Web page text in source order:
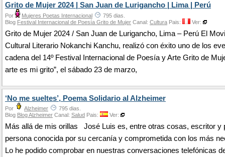
Grito de Mujer 2024 | San Juan de Lurigancho | Lima | Perú
Por Mujeres Poetas Internacional
795 dias.
Blog Festival Internacional de Poesía Grito de Mujer Canal: Cultura Pais: Ver:
Grito de Mujer 2024 / San Juan de Lurigancho, Lima – Perú El
Cultural Literario Nokanchi Kanchu, realizó con éxito uno de los
cadena del 14º Festival Internacional de Poesía y Arte Grito de
arte es mi grito”, el sábado 23 de marzo,
‘No me sueltes’, Poema Solidario al Alzheimer
Por Alzheimer
795 dias.
Blog Blog Alzheimer Canal: Salud Pais: Ver:
Más allá de mis orillas José Luis es, entre otras cosas, escritor y
persona conocida por su cercanía y comprometida con los más
Lo he podido comprobar en nuestras conversaciones telefónicas